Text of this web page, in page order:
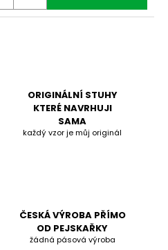
ORIGINÁLNÍ STUHY
KTERÉ NAVRHUJI
SAMA
každý vzor je můj originál
ČESKÁ VÝROBA PŘÍMO
OD PEJSKAŘKY
žádná pásová výroba